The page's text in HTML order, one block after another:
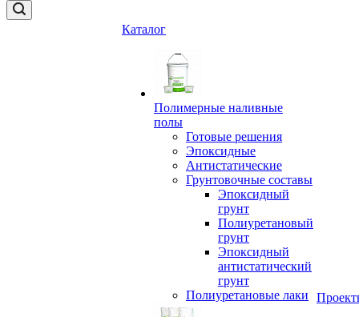
Каталог
Полимерные наливные
полы
Готовые решения
Эпоксидные
Антистатические
Грунтовочные составы
Эпоксидный
грунт
Полиуретановый
грунт
Эпоксидный
антистатический
грунт
Полиуретановые лаки